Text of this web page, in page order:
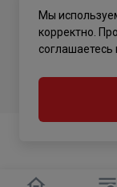
Мы
корректно.
соглашаетесь